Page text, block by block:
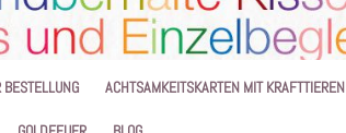
ACHTSAMKEITSKARTEN MIT KRAFTTIEREN